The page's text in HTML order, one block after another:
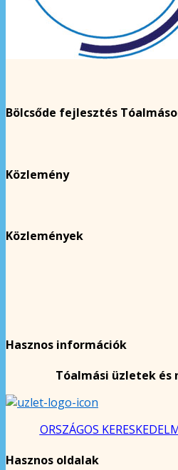
Bölcsőde fejlesztés
Közlemény
Közlemények
Hasznos információk
Tóalmási üzletek
ORSZÁGOS
Hasznos oldalak